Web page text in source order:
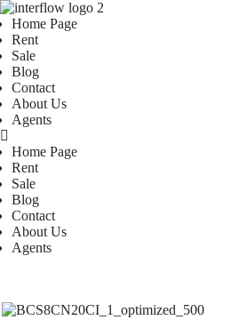
Home Page
Rent
Sale
Blog
Contact
About Us
Agents
Home Page
Rent
Sale
Blog
Contact
About Us
Agents